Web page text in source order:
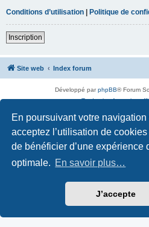
En poursuivant votre
acceptez l’utilisation de
de bénéficier d’une expérience
optimale. En savoir plus…
J’accepte
Conditions d’utilisation | Politique de
Inscription
Site web Index forum
Développé parphpBB® Forum
Traduction française